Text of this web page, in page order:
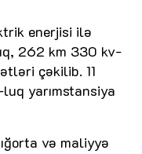
enerjisi ilə
262 km 330 kv-
çəkilib. 11
yarımstansiya
və maliyyə